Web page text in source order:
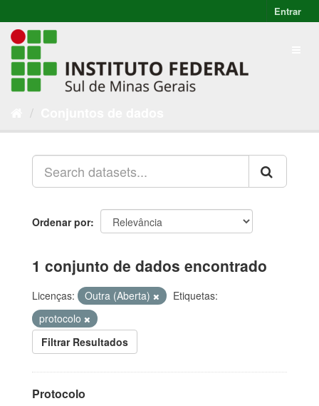
Entrar
Ordenar por
1 conjunto de dados encontrado
Licenças: Outra (Aberta)
Etiquetas:
protocolo
Filtrar Resultados
Protocolo